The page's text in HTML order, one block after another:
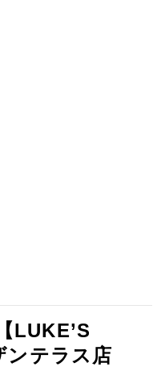
LUKE’S
ンテラス店